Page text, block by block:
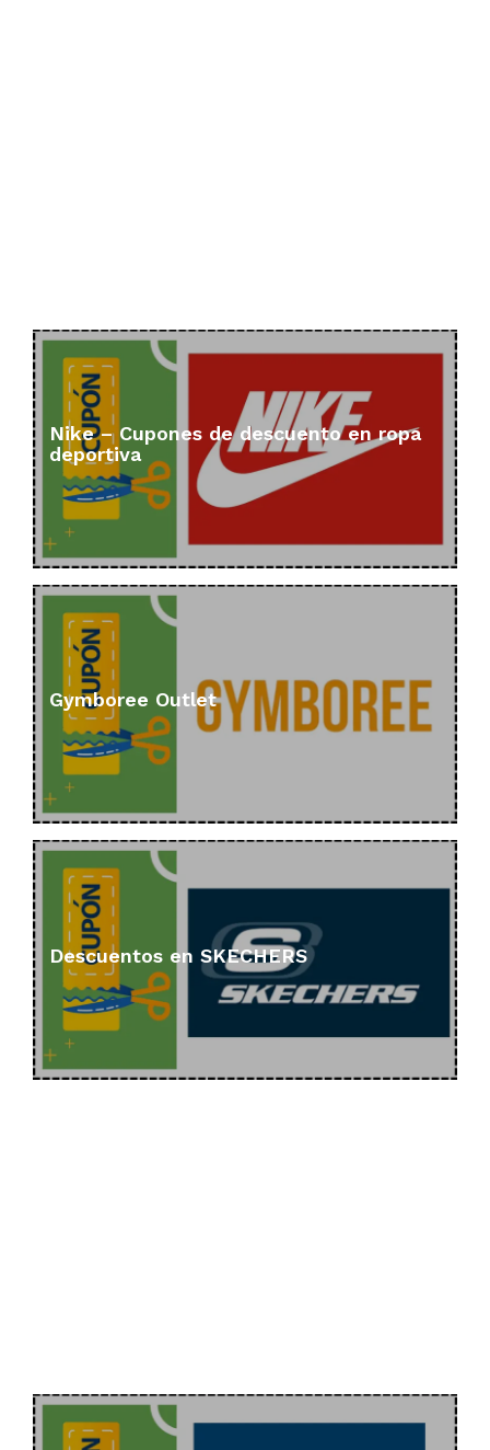
Nike – Cupones de descuento en ropa
deportiva
Gymboree Outlet
Descuentos en SKECHERS